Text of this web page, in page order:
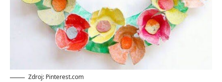
Zdroj: Pinterest.com